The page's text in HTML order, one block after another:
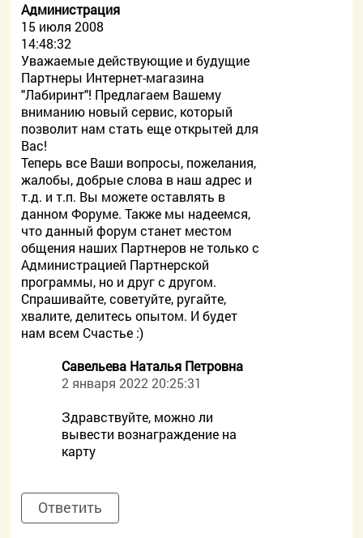
Администрация
15 июля 2008
14:48:32
Уважаемые действующие и будущие
Партнеры Интернет-магазина
"Лабиринт"! Предлагаем Вашему
вниманию новый сервис, который
позволит нам стать еще открытей для
Вас!
Теперь все Ваши вопросы, пожелания,
жалобы, добрые слова в наш адрес и
т.д. и т.п. Вы можете оставлять в
данном Форуме. Также мы надеемся,
что данный форум станет местом
общения наших Партнеров не только с
Администрацией Партнерской
программы, но и друг с другом.
Спрашивайте, советуйте, ругайте,
хвалите, делитесь опытом. И будет
нам всем Счастье :)
Савельева Наталья Петровна
2 января 2022 20:25:31
Здравствуйте, можно ли
вывести вознаграждение на
карту
Ответить